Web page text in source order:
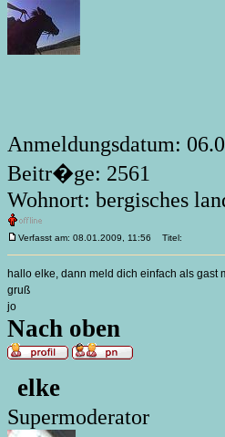
Anmeldungsdatum:
Beitr�ge: 2561
Wohnort: bergisches
Verfasst am: 08.01.2009, 11:56 Titel:
hallo elke, dann meld dich einfach als
gruß
jo
Nach oben
elke
Supermoderator